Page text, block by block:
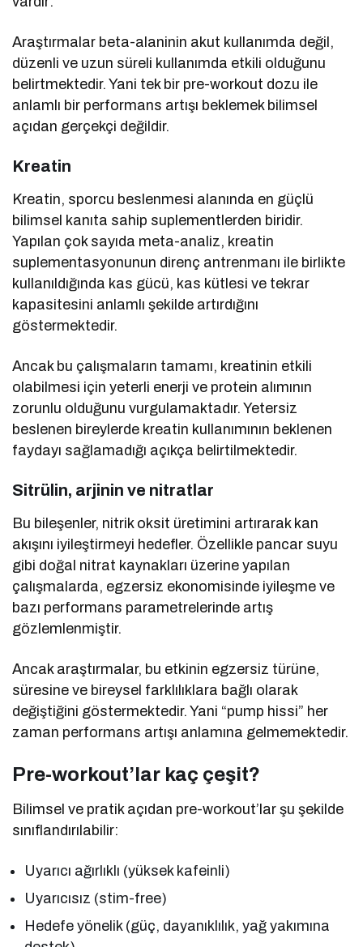
Araştırmalar beta-alaninin akut kullanımda değil,
düzenli ve uzun süreli kullanımda etkili olduğunu
belirtmektedir. Yani tek bir pre-workout dozu ile
anlamlı bir performans artışı beklemek bilimsel
açıdan gerçekçi değildir.
Kreatin
Kreatin, sporcu beslenmesi alanında en güçlü
bilimsel kanıta sahip suplementlerden biridir.
Yapılan çok sayıda meta-analiz, kreatin
suplementasyonunun direnç antrenmanı ile birlikte
kullanıldığında kas gücü, kas kütlesi ve tekrar
kapasitesini anlamlı şekilde artırdığını
göstermektedir.
Ancak bu çalışmaların tamamı, kreatinin etkili
olabilmesi için yeterli enerji ve protein alımının
zorunlu olduğunu vurgulamaktadır. Yetersiz
beslenen bireylerde kreatin kullanımının beklenen
faydayı sağlamadığı açıkça belirtilmektedir.
Sitrülin, arjinin ve nitratlar
Bu bileşenler, nitrik oksit üretimini artırarak kan
akışını iyileştirmeyi hedefler. Özellikle pancar suyu
gibi doğal nitrat kaynakları üzerine yapılan
çalışmalarda, egzersiz ekonomisinde iyileşme ve
bazı performans parametrelerinde artış
gözlemlenmiştir.
Ancak araştırmalar, bu etkinin egzersiz türüne,
süresine ve bireysel farklılıklara bağlı olarak
değiştiğini göstermektedir. Yani “pump hissi” her
zaman performans artışı anlamına gelmemektedir.
Pre-workout’lar kaç çeşit?
Bilimsel ve pratik açıdan pre-workout’lar şu şekilde
sınıflandırılabilir:
Uyarıcı ağırlıklı (yüksek kafeinli)
Uyarıcısız (stim-free)
Hedefe yönelik (güç, dayanıklılık, yağ yakımına